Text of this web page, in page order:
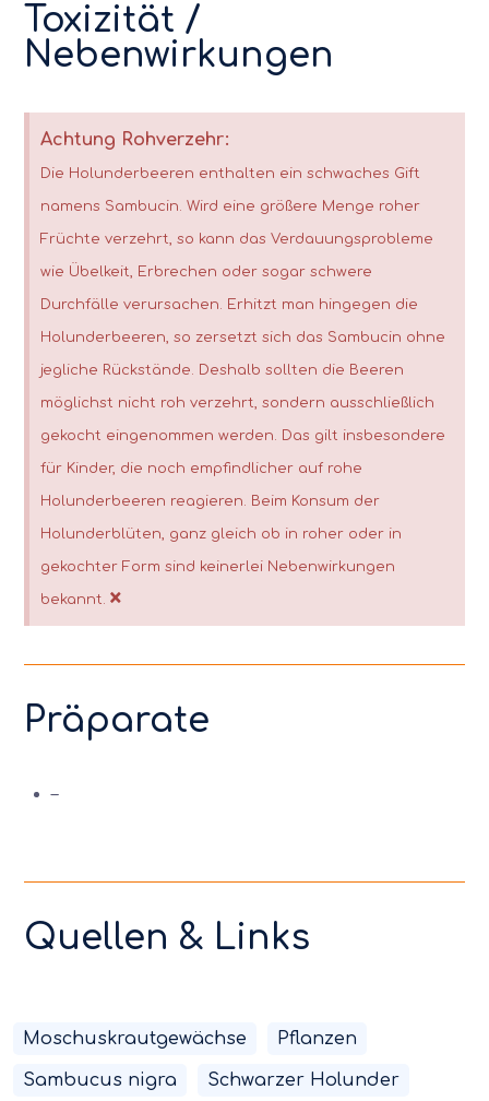
Toxizität /
Nebenwirkungen
Achtung Rohverzehr:
Die Holunderbeeren enthalten ein schwaches Gift
namens Sambucin. Wird eine größere Menge roher
Früchte verzehrt, so kann das Verdauungsprobleme
wie Übelkeit, Erbrechen oder sogar schwere
Durchfälle verursachen. Erhitzt man hingegen die
Holunderbeeren, so zersetzt sich das Sambucin ohne
jegliche Rückstände. Deshalb sollten die Beeren
möglichst nicht roh verzehrt, sondern ausschließlich
gekocht eingenommen werden. Das gilt insbesondere
für Kinder, die noch empfindlicher auf rohe
Holunderbeeren reagieren. Beim Konsum der
Holunderblüten, ganz gleich ob in roher oder in
gekochter Form sind keinerlei Nebenwirkungen
bekannt. ×
Präparate
–
Quellen & Links
Moschuskrautgewächse Pflanzen
Sambucus nigra Schwarzer Holunder